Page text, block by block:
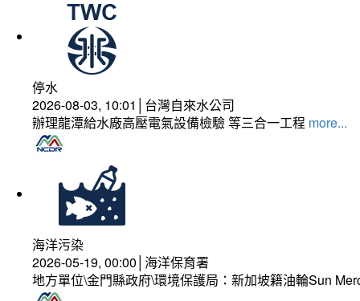
停水
2026-08-03, 10:01│台灣自來水公司
辦理龍潭給水廠高壓電氣設備檢驗 等三合一工程 more...
海洋污染
2026-05-19, 00:00│海洋保育署
地方單位\金門縣政府\環境保護局：新加坡籍油輪Sun